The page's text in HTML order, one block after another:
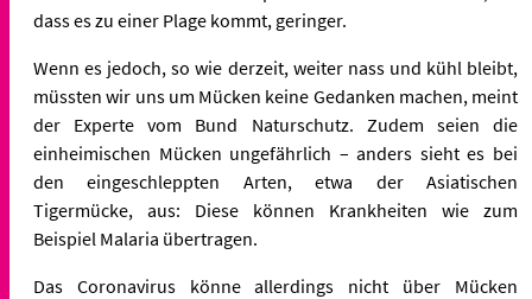
dass es zu einer Plage kommt, geringer.
Wenn es jedoch, so wie derzeit, weiter nass und kühl bleibt,
müssten wir uns um Mücken keine Gedanken machen, meint
der Experte vom Bund Naturschutz. Zudem seien die
einheimischen Mücken ungefährlich – anders sieht es bei
den eingeschleppten Arten, etwa der Asiatischen
Tigermücke, aus: Diese können Krankheiten wie zum
Beispiel Malaria übertragen.
Das Coronavirus könne allerdings nicht über Mücken